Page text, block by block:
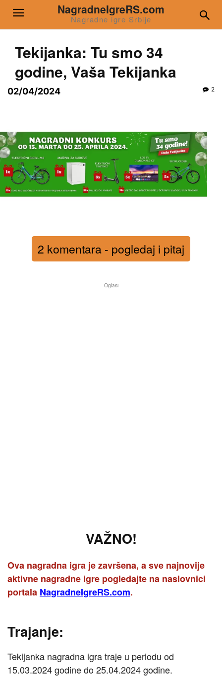
NagradneIgreRS.com
Nagradne igre Srbije
Tekijanka: Tu smo 34
godine, Vaša Tekijanka
02/04/2024 2
2 komentara - pogledaj i pitaj
Oglasi
VAŽNO!
Ova nagradna igra je završena, a sve najnovije
aktivne nagradne igre pogledajte na naslovnici
portala NagradneIgreRS.com.
Trajanje:
Tekijanka nagradna igra traje u periodu od
15.03.2024 godine do 25.04.2024 godine.